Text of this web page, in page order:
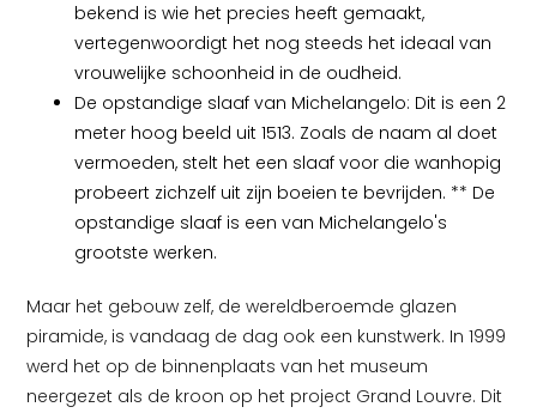
bekend is wie het precies heeft gemaakt,
vertegenwoordigt het nog steeds het ideaal van
vrouwelijke schoonheid in de oudheid.
De opstandige slaaf van Michelangelo: Dit is een 2
meter hoog beeld uit 1513. Zoals de naam al doet
vermoeden, stelt het een slaaf voor die wanhopig
probeert zichzelf uit zijn boeien te bevrijden. ** De
opstandige slaaf is een van Michelangelo's
grootste werken.
Maar het gebouw zelf, de wereldberoemde glazen
piramide, is vandaag de dag ook een kunstwerk. In 1999
werd het op de binnenplaats van het museum
neergezet als de kroon op het project Grand Louvre. Dit